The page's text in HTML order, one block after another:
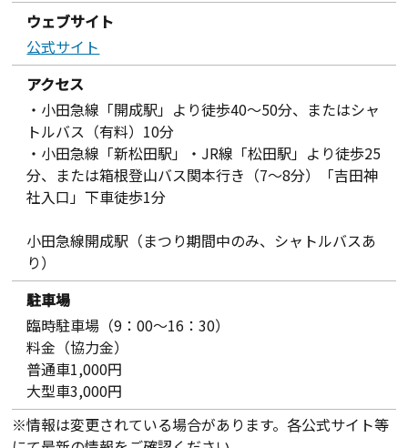
ウェブサイト
公式サイト
アクセス
・小田急線「開成駅」より徒歩40～50分、またはシャ
トルバス（有料）10分
・小田急線「新松田駅」・JR線「松田駅」より徒歩25
分、または箱根登山バス関本行き（7～8分）「吉田神
社入口」下車徒歩1分
小田急線開成駅（まつり期間中のみ、シャトルバスあ
り）
駐車場
臨時駐車場（9：00～16：30）
料金（協力金）
普通車1,000円
大型車3,000円
※情報は変更されている場合があります。各公式サイト等